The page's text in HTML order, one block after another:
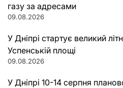
газу за адресами
09.08.2026
У Дніпрі стартує великий
Успенській площі
09.08.2026
У Дніпрі 10-14 серпня